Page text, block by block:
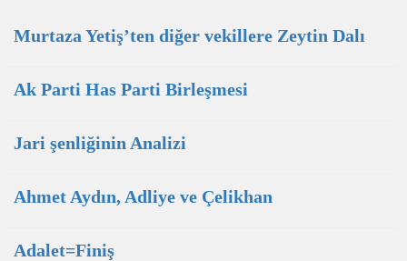
Murtaza Yetiş’ten diğer vekillere Zeytin Dalı
Ak Parti Has Parti Birleşmesi
Jari şenliğinin Analizi
Ahmet Aydın, Adliye ve Çelikhan
Adalet=Finiş